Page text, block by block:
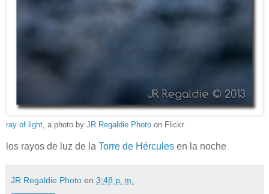
ray of light, a photo by JR Regaldie Photo on Flickr.
los rayos de luz de la Torre de Hércules en la noche
JR Regaldie Photo en 3:48 p. m.